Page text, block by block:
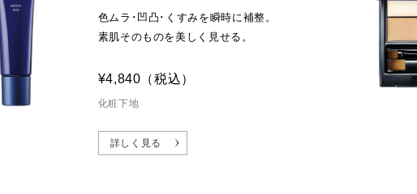
色ムラ･凹凸･くすみを瞬時に補整。
素肌そのものを美しく見せる。
化粧下地
¥4,840 （税込）
詳しく見る